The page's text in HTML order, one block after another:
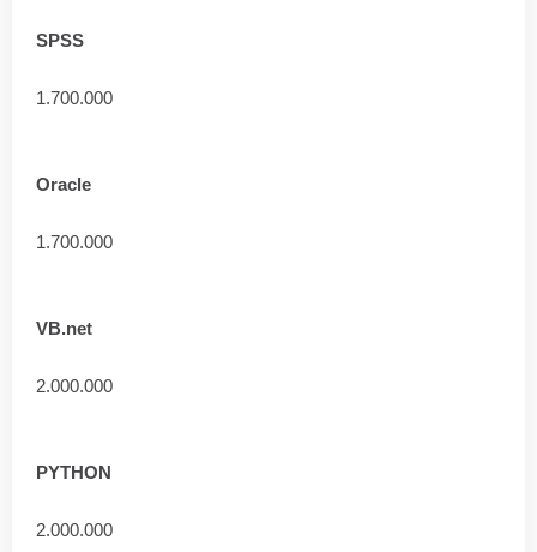
SPSS
1.700.000
Oracle
1.700.000
VB.net
2.000.000
PYTHON
2.000.000